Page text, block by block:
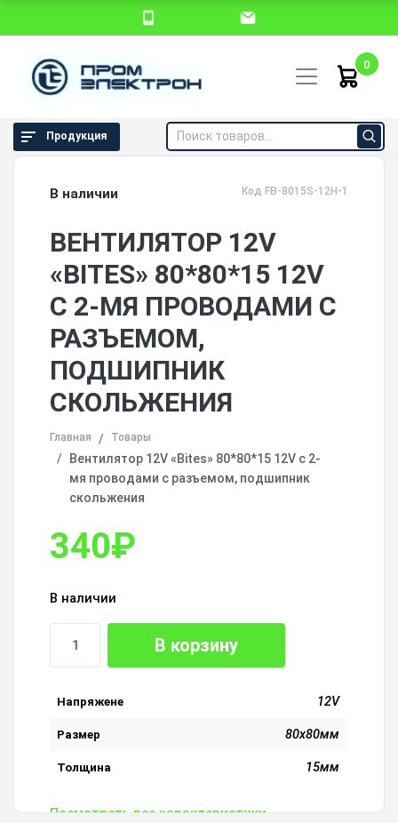
0
Продукция
В наличии Код FB-8015S-12H-1
ВЕНТИЛЯТОР 12V
«BITES» 80*80*15 12V
С 2-МЯ ПРОВОДАМИ С
РАЗЪЕМОМ,
ПОДШИПНИК
СКОЛЬЖЕНИЯ
Главная Товары
Вентилятор 12V «Bites» 80*80*15 12V с 2-
мя проводами с разъемом, подшипник
скольжения
340₽
В наличии
В корзину
Напряжене 12V
Размер 80х80мм
Толщина 15мм
Посмотреть все характеристики